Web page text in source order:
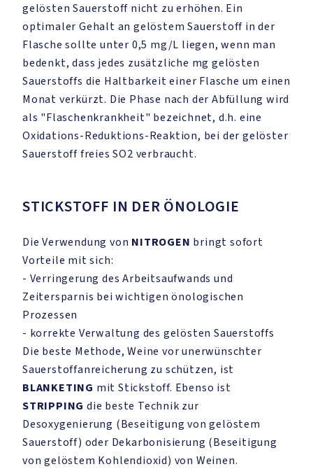
gelösten Sauerstoff nicht zu erhöhen. Ein
optimaler Gehalt an gelöstem Sauerstoff in der
Flasche sollte unter 0,5 mg/L liegen, wenn man
bedenkt, dass jedes zusätzliche mg gelösten
Sauerstoffs die Haltbarkeit einer Flasche um einen
Monat verkürzt. Die Phase nach der Abfüllung wird
als "Flaschenkrankheit" bezeichnet, d.h. eine
Oxidations-Reduktions-Reaktion, bei der gelöster
Sauerstoff freies SO2 verbraucht.
STICKSTOFF IN DER ÖNOLOGIE
Die Verwendung von NITROGEN bringt sofort
Vorteile mit sich:
- Verringerung des Arbeitsaufwands und
Zeitersparnis bei wichtigen önologischen
Prozessen
- korrekte Verwaltung des gelösten Sauerstoffs
Die beste Methode, Weine vor unerwünschter
Sauerstoffanreicherung zu schützen, ist
BLANKETING mit Stickstoff. Ebenso ist
STRIPPING die beste Technik zur
Desoxygenierung (Beseitigung von gelöstem
Sauerstoff) oder Dekarbonisierung (Beseitigung
von gelöstem Kohlendioxid) von Weinen.